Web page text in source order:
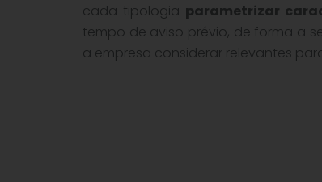
cada tipologia parametrizar
tempo de aviso prévio, de forma a
a empresa considerar relevantes